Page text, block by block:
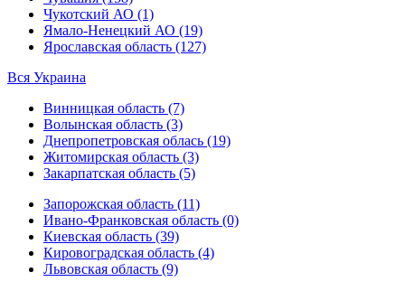
Чукотский АО (1)
Ямало-Ненецкий АО (19)
Ярославская область (127)
Вся Украина
Винницкая область (7)
Волынская область (3)
Днепропетровская облась (19)
Житомирская область (3)
Закарпатская область (5)
Запорожская область (11)
Ивано-Франковская область (0)
Киевская область (39)
Кировоградская область (4)
Львовская область (9)